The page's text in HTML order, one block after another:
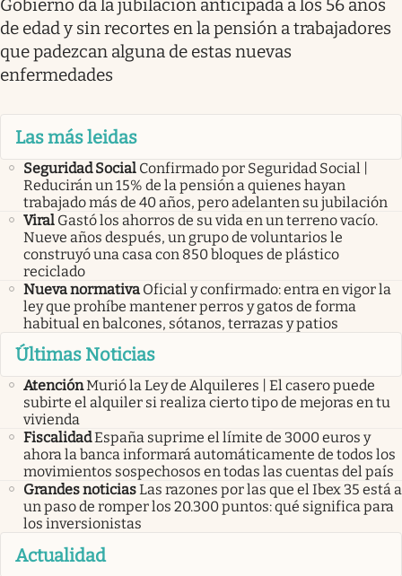
Gobierno da la jubilación anticipada a los 56 años
de edad y sin recortes en la pensión a trabajadores
que padezcan alguna de estas nuevas
enfermedades
Las más leidas
Seguridad Social Confirmado por Seguridad Social |
Reducirán un 15% de la pensión a quienes hayan
trabajado más de 40 años, pero adelanten su jubilación
Viral Gastó los ahorros de su vida en un terreno vacío.
Nueve años después, un grupo de voluntarios le
construyó una casa con 850 bloques de plástico
reciclado
Nueva normativa Oficial y confirmado: entra en vigor la
ley que prohíbe mantener perros y gatos de forma
habitual en balcones, sótanos, terrazas y patios
Últimas Noticias
AtenciónMurió la Ley de Alquileres | El casero puede
subirte el alquiler si realiza cierto tipo de mejoras en tu
vivienda
FiscalidadEspaña suprime el límite de 3000 euros y
ahora la banca informará automáticamente de todos los
movimientos sospechosos en todas las cuentas del país
Grandes noticiasLas razones por las que el Ibex 35 está a
un paso de romper los 20.300 puntos: qué significa para
los inversionistas
Actualidad